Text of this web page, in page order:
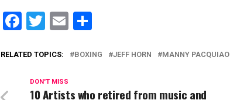
Facebook
Twitter
Email
RELATED TOPICS: BOXING JEFF HORN MANNY PACQUIAO
DON'T MISS
10 Artists who retired from music and